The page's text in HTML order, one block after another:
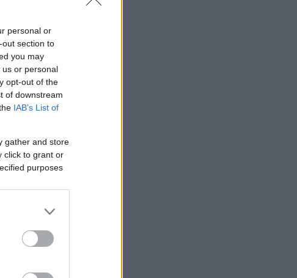
personal or
section to
you may
or personal
opt-out of the
of downstream
IAB’s List of
gather and store
click to grant or
purposes